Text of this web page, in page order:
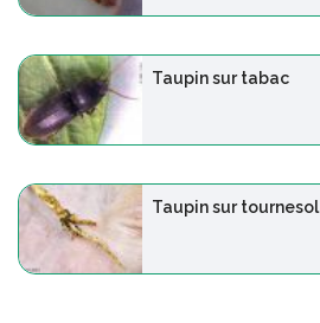
Taupin sur tabac
Taupin sur tournesol